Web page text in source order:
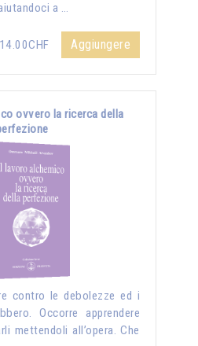
a …
14.00CHF Aggiungere
ovvero la ricerca della
contro le debolezze ed i
Occorre apprendere
mettendoli all’opera. Che